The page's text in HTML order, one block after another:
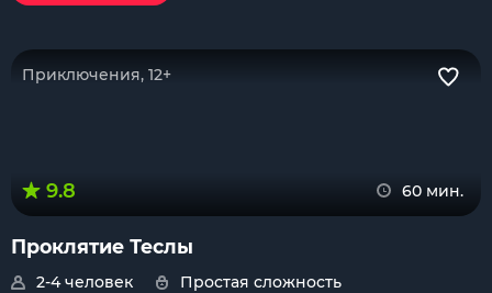
Приключения, 12+
9.8 60 мин.
Проклятие Теслы
2-4 человек
Простая сложность